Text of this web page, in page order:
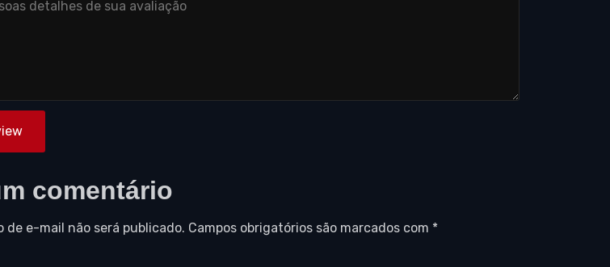
comentário
de e-mail não será publicado. Campos obrigatórios são marcados com *